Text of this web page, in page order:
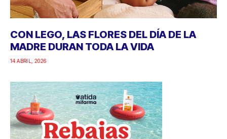
CON LEGO, LAS FLORES DEL DÍA DE LA
MADRE DURAN TODA LA VIDA
14 ABRIL, 2026